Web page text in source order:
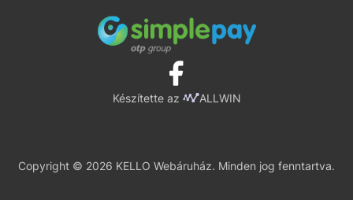
Készítette az ALLWIN
Copyright © 2026 KELLO Webáruház. Minden jog fenntartva.